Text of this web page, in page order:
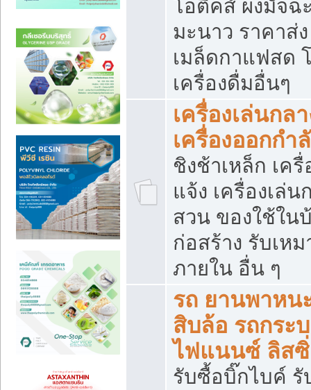
โอติคส์ ผงมัจฉ
มะนาว ราคาส่
เมล็ดกาแฟสด
เครื่องดื่มอื่นๆ
เครื่องเล่นกล
เครื่องออกกำ
ชิงช้าเหล็ก เค
แจ้ง เครื่องเล่น
สวน ของใช้ใน
ก่อสร้าง รับเห
ภายใน อื่น ๆ
รถ ยานพาหน
สิบล้อ รถกระ
ไฟแนนซ์ ลิส
รับซื้อบิ๊กไบค์